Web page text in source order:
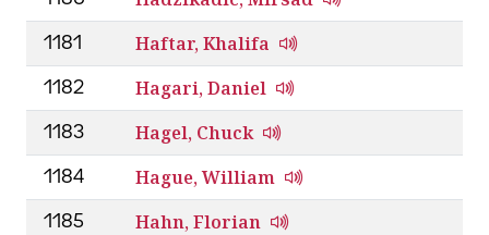
1181 Haftar, Khalifa
1182 Hagari, Daniel
1183 Hagel, Chuck
1184 Hague, William
1185 Hahn, Florian